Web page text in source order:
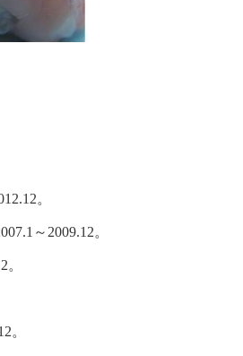
。
～2009.12。
。